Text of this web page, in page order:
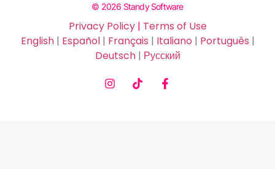
© 2026 Standy Software
Privacy Policy| Terms of Use
English| Español| Français | Italiano | Português |
Deutsch| Русский